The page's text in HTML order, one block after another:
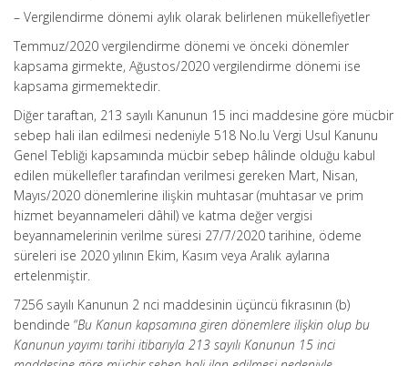
– Vergilendirme dönemi aylık olarak belirlenen mükellefiyetler
Temmuz/2020 vergilendirme dönemi ve önceki dönemler
kapsama girmekte, Ağustos/2020 vergilendirme dönemi ise
kapsama girmemektedir.
Diğer taraftan, 213 sayılı Kanunun 15 inci maddesine göre mücbir
sebep hali ilan edilmesi nedeniyle 518 No.lu Vergi Usul Kanunu
Genel Tebliği kapsamında mücbir sebep hâlinde olduğu kabul
edilen mükellefler tarafından verilmesi gereken Mart, Nisan,
Mayıs/2020 dönemlerine ilişkin muhtasar (muhtasar ve prim
hizmet beyannameleri dâhil) ve katma değer vergisi
beyannamelerinin verilme süresi 27/7/2020 tarihine, ödeme
süreleri ise 2020 yılının Ekim, Kasım veya Aralık aylarına
ertelenmiştir.
7256 sayılı Kanunun 2 nci maddesinin üçüncü fıkrasının (b)
bendinde “Bu Kanun kapsamına giren dönemlere ilişkin olup bu
Kanunun yayımı tarihi itibarıyla 213 sayılı Kanunun 15 inci